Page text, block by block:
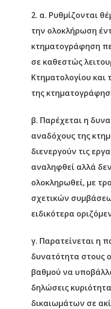
2. α. Ρυθμίζονται
την ολοκλήρωση
κτηματογράφηση
σε καθεστώς
Κτηματολογίου και
της
β. Παρέχεται η
αναδόχους της
διενεργούν τις
αναληφθεί αλλά
ολοκληρωθεί, με
σχετικών
ειδικότερα
γ. Παρατείνεται η
δυνατότητα στους
βαθμού να
δηλώσεις
δικαιωμάτων σε